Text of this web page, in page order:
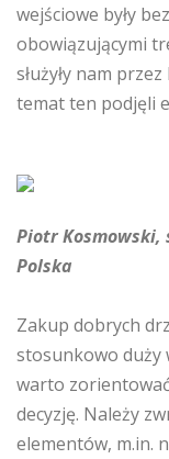
wejściowe były
obowiązującymi
służyły nam
temat ten podjęli
Piotr Kosmowski,
Polska
Zakup dobrych
stosunkowo duży
warto
decyzję. Należy
elementów, m.in.